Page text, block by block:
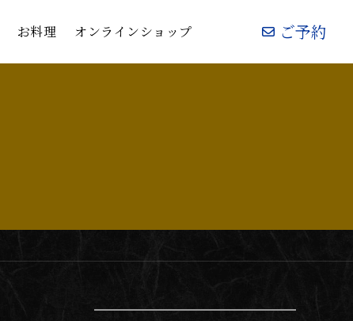
お料理 オンラインショップ ご予約
お料理 オンラインショップ ご予約